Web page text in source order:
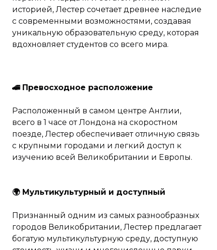
историей, Лестер сочетает древнее наследие
с современными возможностями, создавая
уникальную образовательную среду, которая
вдохновляет студентов со всего мира.
🚄 Превосходное расположение
Расположенный в самом центре Англии,
всего в 1 часе от Лондона на скоростном
поезде, Лестер обеспечивает отличную связь
с крупными городами и легкий доступ к
изучению всей Великобритании и Европы.
🌍 Мультикультурный и доступный
Признанный одним из самых разнообразных
городов Великобритании, Лестер предлагает
богатую мультикультурную среду, доступную